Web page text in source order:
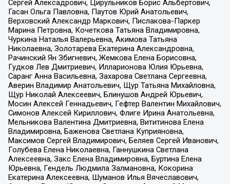
Сергей Алексадрович, Цирульников Борис Альбертович,
Гасан Ольга Павловна, Паутов Юрий Анатольевич,
Верховский Александр Маркович, Пислакова-Паркер
Марина Петровна, Кочеткова Татьяна Владимировна,
Чуркина Наталья Валерьевна, Акимова Татьяна
Николаевна, Золотарева Екатерина Александровна,
Рачинский Ян Збигневич, Жемкова Елена Борисовна,
Гудков Лев Дмитриевич, Илларионова Юлия Юрьевна,
Саранг Анна Васильевна, Захарова Светлана Сергеевна,
Аверин Владимир Анатольевич, Щур Татьяна Михайловна,
Щур Николай Алексеевич, Блинушов Андрей Юрьевич,
Мосин Алексей Геннадьевич, Гефтер Валентин Михайлович,
Симонов Алексей Кириллович, Флиге Ирина Анатольевна,
Мельникова Валентина Дмитриевна, Вититинова Елена
Владимировна, Баженова Светлана Куприяновна,
Максимов Сергей Владимирович, Беляев Сергей Иванович,
Голубева Елена Николаевна, Ганнушкина Светлана
Алексеевна, Закс Елена Владимировна, Буртина Елена
Юрьевна, Гендель Людмила Залмановна, Кокорина
Екатерина Алексеевна, Шуманов Илья Вячеславович,